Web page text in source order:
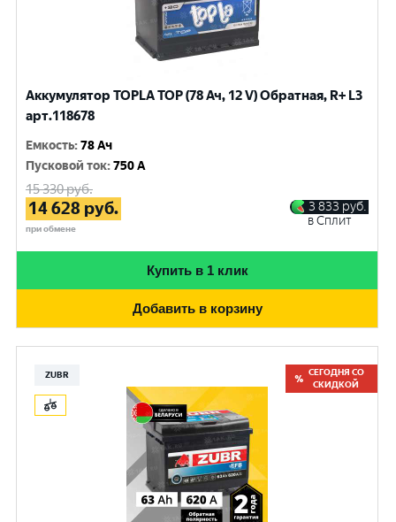
Аккумулятор TOPLA TOP (78 Ач, 12 V) Обратная, R+ L3
арт.118678
Емкость:78 Ач
Пусковой ток:750 A
15 330руб.
14 628 руб.
при обмене
3 833 руб.
в Сплит
Купить в 1 клик
Добавить в корзину
ZUBR
СЕГОДНЯ СО
СКИДКОЙ